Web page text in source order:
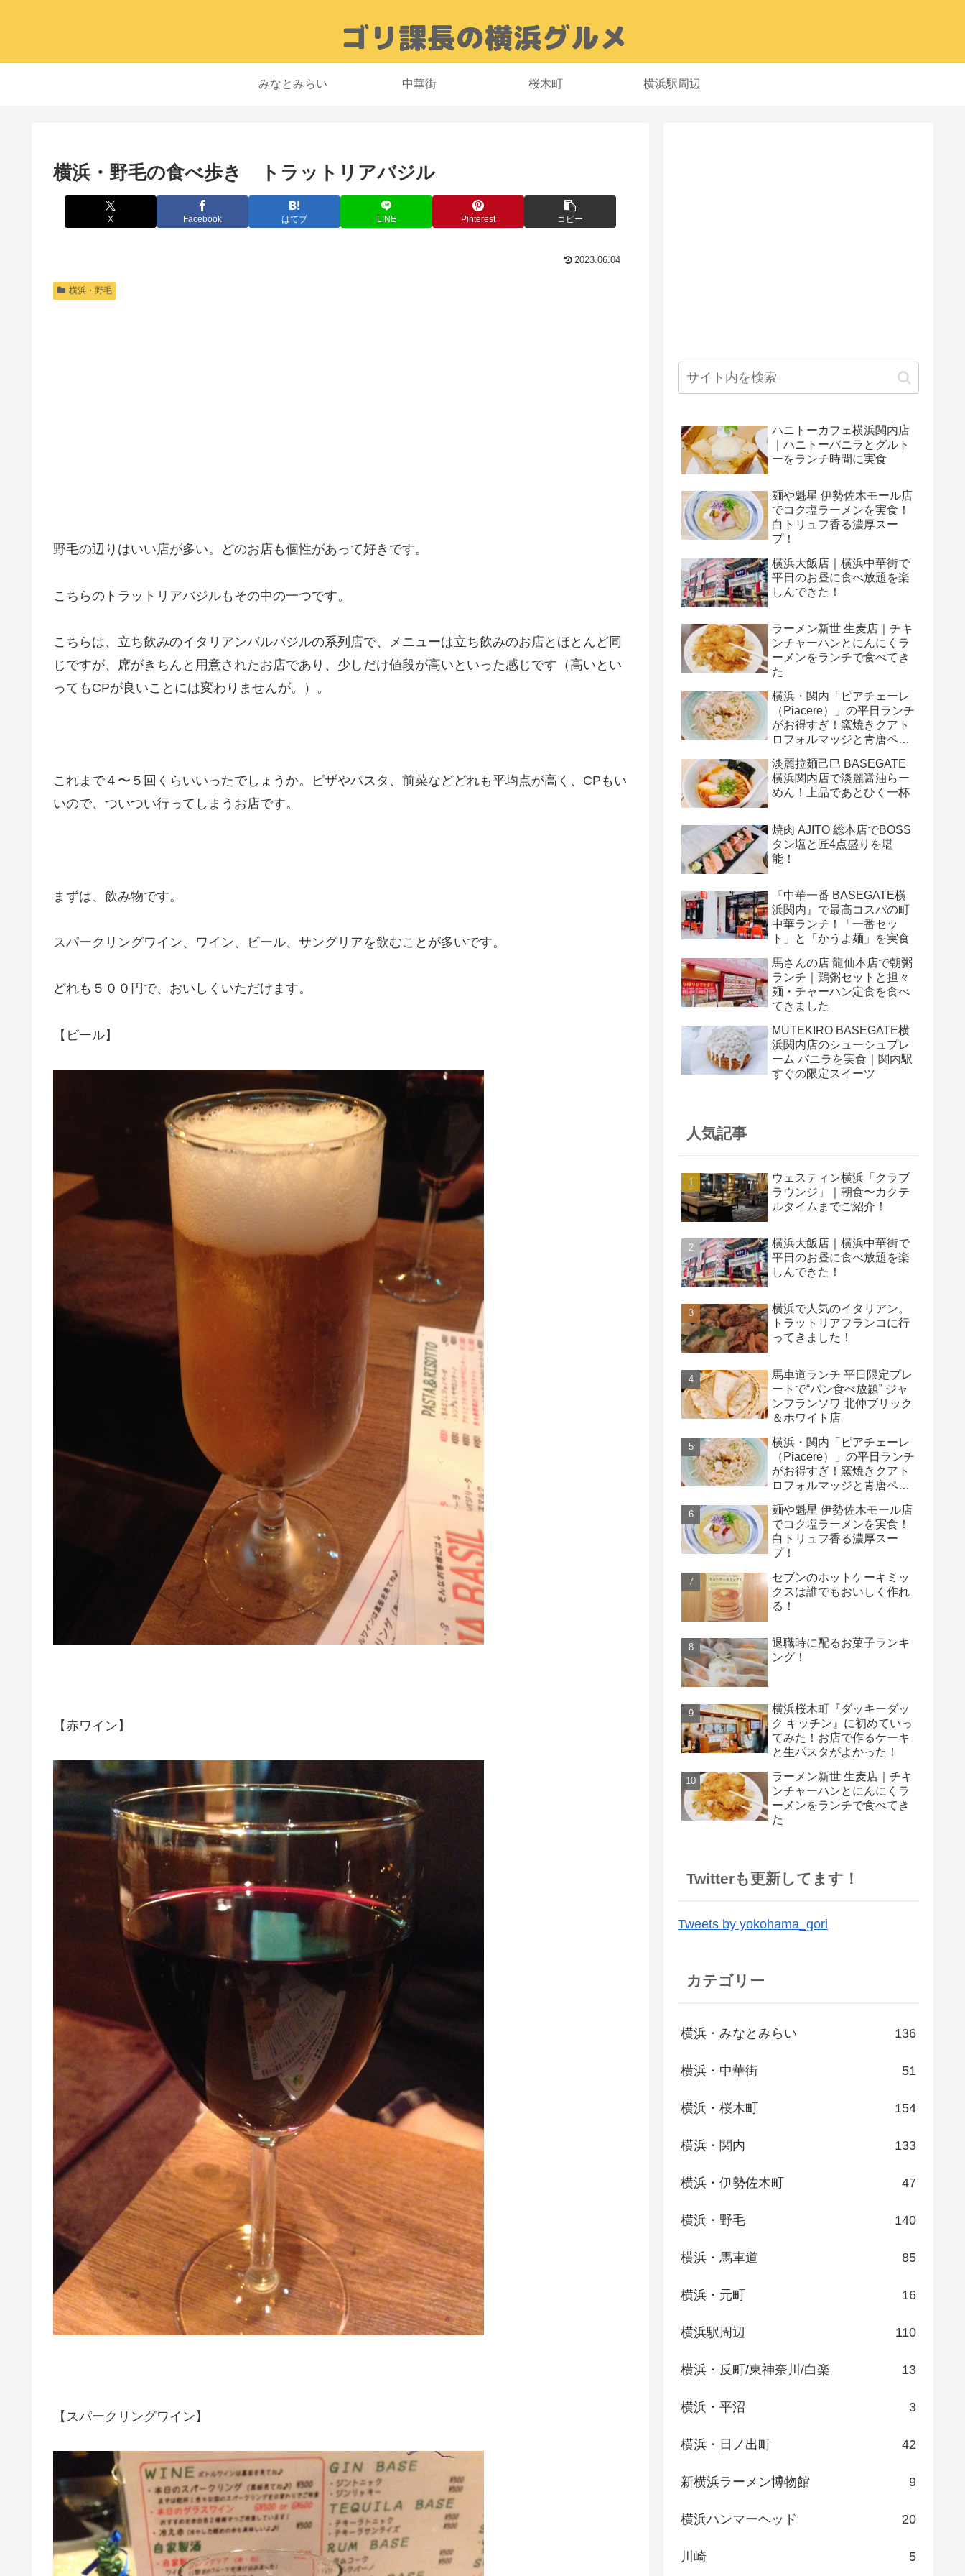
みなとみらい 中華街 桜木町 横浜駅周辺
横浜・野毛の食べ歩き トラットリアバジル
X Facebook はてブ LINE Pinterest コピー
2023.06.04
横浜・野毛
野毛の辺りはいい店が多い。どのお店も個性があって好きです。
こちらのトラットリアバジルもその中の一つです。
こちらは、立ち飲みのイタリアンバルバジルの系列店で、メニューは立ち飲みのお店とほとんど同
じですが、席がきちんと用意されたお店であり、少しだけ値段が高いといった感じです（高いとい
ってもCPが良いことには変わりませんが。）。
これまで４〜５回くらいいったでしょうか。ピザやパスタ、前菜などどれも平均点が高く、CPもい
いので、ついつい行ってしまうお店です。
まずは、飲み物です。
スパークリングワイン、ワイン、ビール、サングリアを飲むことが多いです。
どれも５００円で、おいしくいただけます。
【ビール】
【赤ワイン】
【スパークリングワイン】
ハニトーカフェ横浜関内店
｜ハニトーバニラとグルト
ーをランチ時間に実食
麺や魁星 伊勢佐木モール店
でコク塩ラーメンを実食！
白トリュフ香る濃厚スー
プ！
横浜大飯店｜横浜中華街で
平日のお昼に食べ放題を楽
しんできた！
ラーメン新世 生麦店｜チキ
ンチャーハンとにんにくラ
ーメンをランチで食べてき
た
横浜・関内「ピアチェーレ
（Piacere）」の平日ランチ
がお得すぎ！窯焼きクアト
ロフォルマッジと青唐ペペ
淡麗拉麺己巳 BASEGATE
横浜関内店で淡麗醤油らー
めん！上品であとひく一杯
焼肉 AJITO 総本店でBOSS
タン塩と匠4点盛りを堪
能！
『中華一番 BASEGATE横
浜関内』で最高コスパの町
中華ランチ！「一番セッ
ト」と「かうよ麺」を実食
馬さんの店 龍仙本店で朝粥
ランチ｜鶏粥セットと担々
麺・チャーハン定食を食べ
てきました
MUTEKIRO BASEGATE横
浜関内店のシューシュプレ
ーム バニラを実食｜関内駅
すぐの限定スイーツ
人気記事
ウェスティン横浜「クラブ
ラウンジ」｜朝食〜カクテ
ルタイムまでご紹介！
横浜大飯店｜横浜中華街で
平日のお昼に食べ放題を楽
しんできた！
横浜で人気のイタリアン。
トラットリアフランコに行
ってきました！
馬車道ランチ 平日限定プレ
ートで“パン食べ放題” ジャ
ンフランソワ 北仲ブリック
＆ホワイト店
横浜・関内「ピアチェーレ
（Piacere）」の平日ランチ
がお得すぎ！窯焼きクアト
ロフォルマッジと青唐ペペ
麺や魁星 伊勢佐木モール店
でコク塩ラーメンを実食！
白トリュフ香る濃厚スー
プ！
セブンのホットケーキミッ
クスは誰でもおいしく作れ
る！
退職時に配るお菓子ランキ
ング！
横浜桜木町『ダッキーダッ
ク キッチン』に初めていっ
てみた！お店で作るケーキ
と生パスタがよかった！
ラーメン新世 生麦店｜チキ
ンチャーハンとにんにくラ
ーメンをランチで食べてき
た
Twitterも更新してます！
Tweets by yokohama_gori
カテゴリー
横浜・みなとみらい 136
横浜・中華街 51
横浜・桜木町 154
横浜・関内 133
横浜・伊勢佐木町 47
横浜・野毛 140
横浜・馬車道 85
横浜・元町 16
横浜駅周辺 110
横浜・反町/東神奈川/白楽 13
横浜・平沼 3
横浜・日ノ出町 42
新横浜ラーメン博物館 9
横浜ハンマーヘッド 20
川崎 5